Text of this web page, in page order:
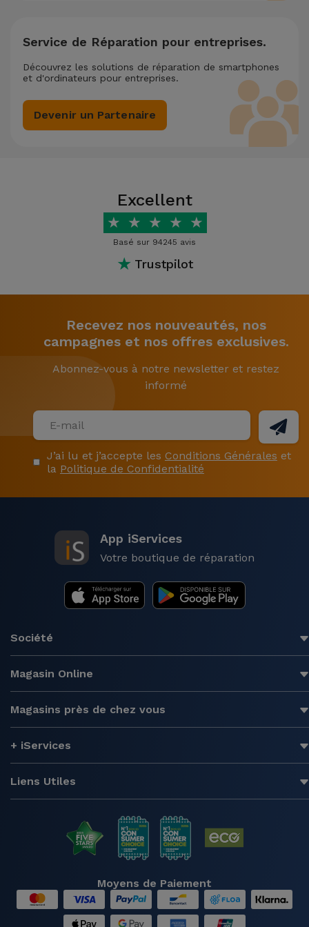
Service de Réparation pour entreprises.
Découvrez les solutions de réparation de smartphones
et d'ordinateurs pour entreprises.
Devenir un Partenaire
Excellent
★ ★ ★ ★ ★
Basé sur 94245 avis
★ Trustpilot
Recevez nos nouveautés, nos
campagnes et nos offres exclusives.
Abonnez-vous à notre newsletter et restez
informé
J’ai lu et j’accepte les Conditions Générales et
la Politique de Confidentialité
App iServices
Votre boutique de réparation
Société
Magasin Online
Magasins près de chez vous
+ iServices
Liens Utiles
Moyens de Paiement